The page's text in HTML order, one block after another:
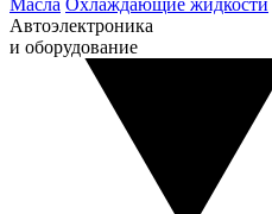
Масла Охлаждающие жидкости
Автоэлектроника
и оборудование